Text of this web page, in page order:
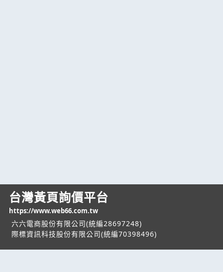
台灣黃頁詢價平台
https://www.web66.com.tw
六六電商股份有限公司(統編28697248)
際標資訊科技股份有限公司(統編70398496)